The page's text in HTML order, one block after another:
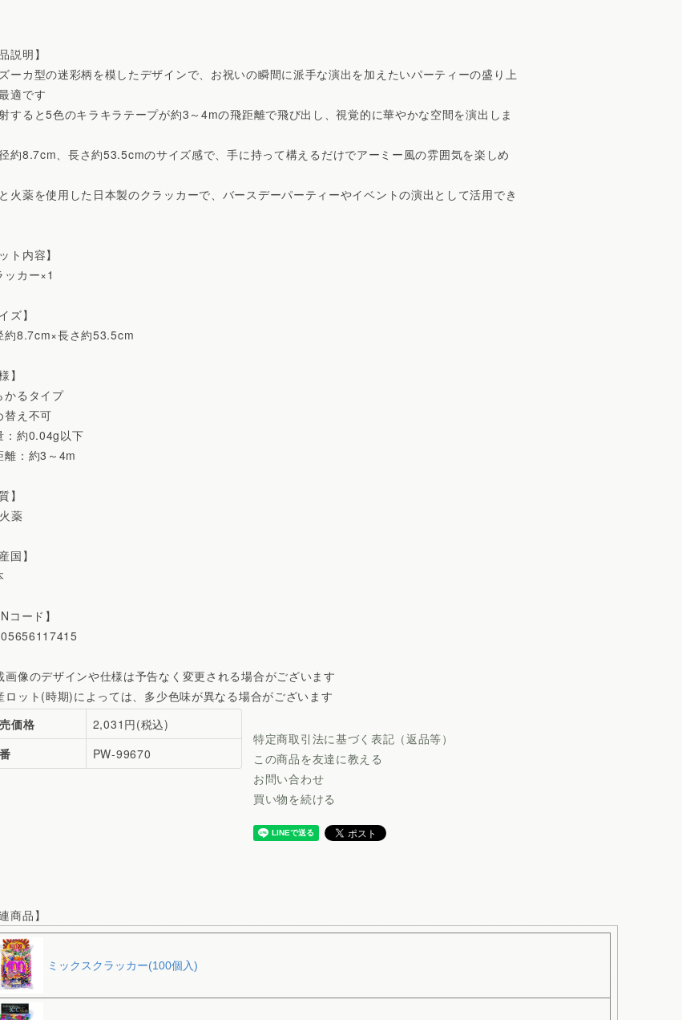
説明】
ズーカ型の迷彩柄を模したデザインで、お祝いの瞬間に派手な演出を加えたいパーティーの盛り上
適です
射すると5色のキラキラテープが約3～4mの飛距離で飛び出し、視覚的に華やかな空間を演出しま
径約8.7cm、長さ約53.5cmのサイズ感で、手に持って構えるだけでアーミー風の雰囲気を楽しめ
と火薬を使用した日本製のクラッカーで、バースデーパーティーやイベントの演出として活用でき
ト内容】
ッカー×1
ズ】
約8.7cm×長さ約53.5cm
】
かるタイプ
替え不可
：約0.04g以下
離：約3～4m
】
薬
国】
コード】
画像のデザインや仕様は予告なく変更される場合がございます
ロット(時期)によっては、多少色味が異なる場合がございます
価格
2,031円(税込)
PW-99670
特定商取引法に基づく表記（返品等）
この商品を友達に教える
お問い合わせ
買い物を続ける
商品】